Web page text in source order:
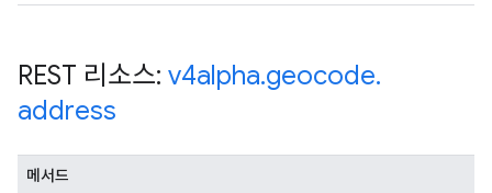
REST 리소스: v4alpha.geocode.
address
메서드